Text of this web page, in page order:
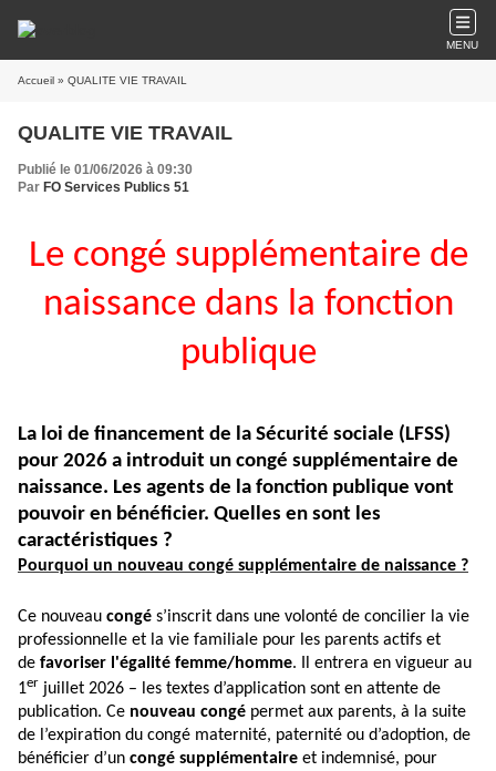
MENU
Accueil » QUALITE VIE TRAVAIL
QUALITE VIE TRAVAIL
Publié le 01/06/2026 à 09:30
Par FO Services Publics 51
Le congé supplémentaire de
naissance dans la fonction
publique
La loi de financement de la Sécurité sociale (LFSS)
pour 2026 a introduit un congé supplémentaire de
naissance. Les agents de la fonction publique vont
pouvoir en bénéficier. Quelles en sont les
caractéristiques ?
Pourquoi un nouveau congé supplémentaire de naissance ?
Ce nouveau congé s’inscrit dans une volonté de concilier la vie
professionnelle et la vie familiale pour les parents actifs et
de favoriser l'égalité femme/homme. Il entrera en vigueur au
1er juillet 2026 – les textes d’application sont en attente de
publication. Ce nouveau congé permet aux parents, à la suite
de l’expiration du congé maternité, paternité ou d’adoption, de
bénéficier d’un congé supplémentaire et indemnisé, pour